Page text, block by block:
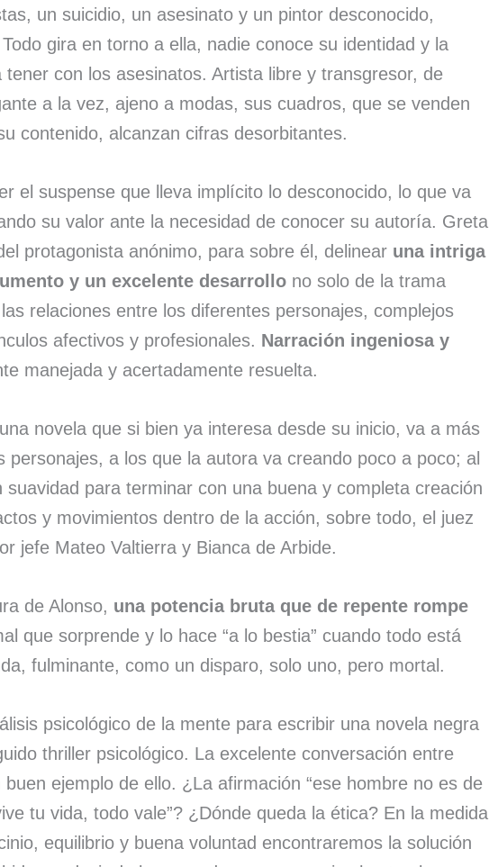
un suicidio, un asesinato y un pintor desconocido,
gira en torno a ella, nadie conoce su identidad y la
tener con los asesinatos. Artista libre y transgresor, de
a la vez, ajeno a modas, sus cuadros, que se venden
contenido, alcanzan cifras desorbitantes.
el suspense que lleva implícito lo desconocido, lo que va
su valor ante la necesidad de conocer su autoría. Greta
protagonista anónimo, para sobre él, delinear una intriga
y un excelente desarrollo no solo de la trama
relaciones entre los diferentes personajes, complejos
afectivos y profesionales. Narración ingeniosa y
manejada y acertadamente resuelta.
novela que si bien ya interesa desde su inicio, va a más
personajes, a los que la autora va creando poco a poco; al
suavidad para terminar con una buena y completa creación
y movimientos dentro de la acción, sobre todo, el juez
jefe Mateo Valtierra y Bianca de Arbide.
de Alonso, una potencia bruta que de repente rompe
que sorprende y lo hace “a lo bestia” cuando todo está
fulminante, como un disparo, solo uno, pero mortal.
psicológico de la mente para escribir una novela negra
thriller psicológico. La excelente conversación entre
ejemplo de ello. ¿La afirmación “ese hombre no es de
tu vida, todo vale”? ¿Dónde queda la ética? En la medida
equilibrio y buena voluntad encontraremos la solución